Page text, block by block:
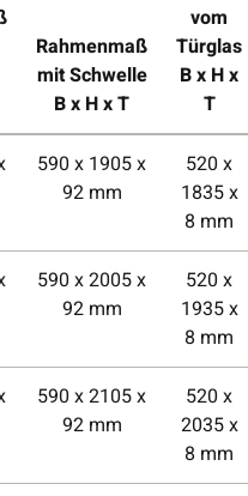
Rahmenmaß
mit Schwelle
B x H x T
vom
Türglas
B x H x
T
590 x 1905 x
92 mm
520 x
1835 x
8 mm
590 x 2005 x
92 mm
520 x
1935 x
8 mm
590 x 2105 x
92 mm
520 x
2035 x
8 mm